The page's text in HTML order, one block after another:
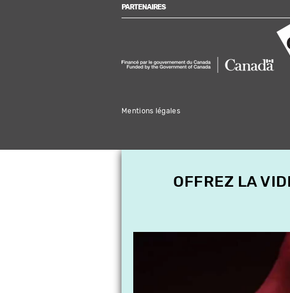
PARTENAIRES
Mentions légales
OFFREZ LA